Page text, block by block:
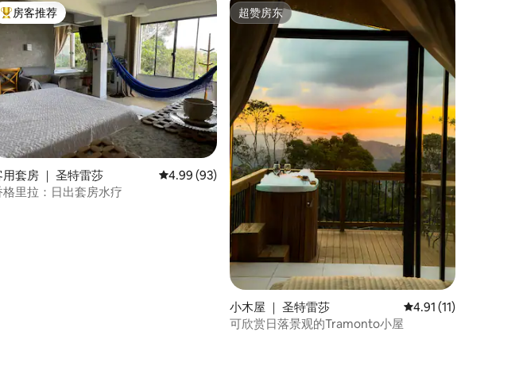
（满分 5 分），共 9 条评价
热门「房客推荐」
房客推荐
用套房 ｜ 圣特雷莎 平均评分 4.99 分（满分 5 分），共 93 条评价
4.99 (93)
格里拉：日出套房水疗
超赞房东
超赞房东
小木屋 ｜ 圣特雷莎 平均评分 4.91 分（满
4.91 (11)
可欣赏日落景观的Tramonto小屋